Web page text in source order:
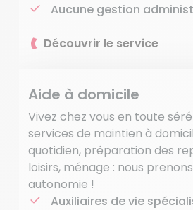
Aucune gestion
Découvrir le service
Aide à domicile
Vivez chez vous en toute
services de maintien à
quotidien, préparation des
loisirs, ménage : nous
autonomie !
Auxiliaires de vie